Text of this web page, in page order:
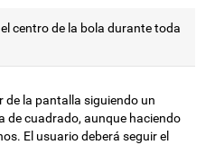
centro de la bola durante toda
de la pantalla siguiendo un
de cuadrado, aunque haciendo
El usuario deberá seguir el